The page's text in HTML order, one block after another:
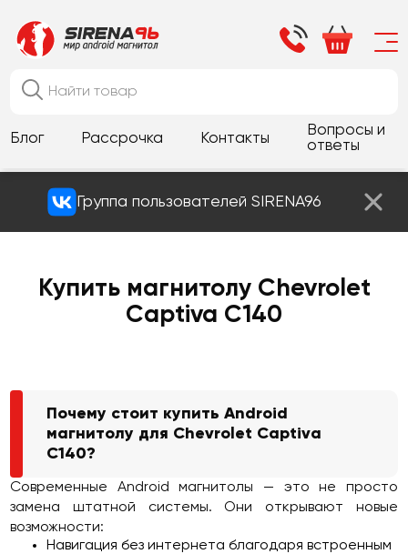
Блог Рассрочка Контакты
Вопросы и
ответы
Группа пользователей SIRENA96
Купить магнитолу Chevrolet
Captiva С140
Почему стоит купить Android
магнитолу для Chevrolet Captiva
C140?
Современные Android магнитолы — это не просто
замена штатной системы. Они открывают новые
возможности:
Навигация без интернета благодаря встроенным